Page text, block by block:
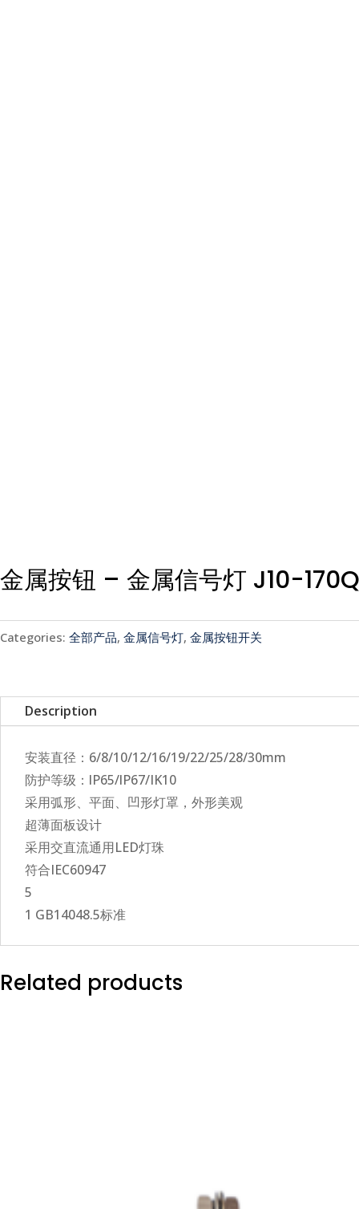
金属按钮 – 金属信号灯 J10-
Categories: 全部产品, 金属信号灯, 金属按钮开关
Description
安装直径：6/8/10/12/16/19/22/25/28/30mm
防护等级：lP65/lP67/IK10
采用弧形、平面、凹形灯罩，外形美观
超薄面板设计
采用交直流通用LED灯珠
符合IEC60947
5
1 GB14048.5标准
Related products